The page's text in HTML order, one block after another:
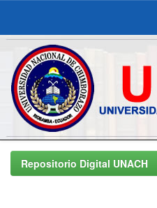
Skip
navigationRepositorio Digital UNACH